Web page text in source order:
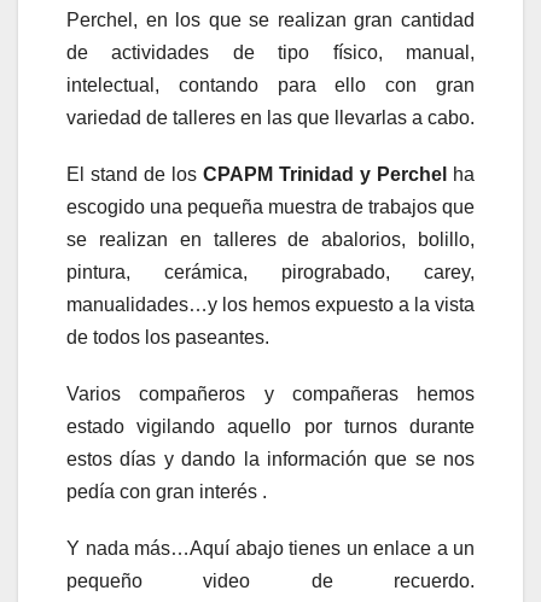
Perchel, en los que se realizan gran cantidad
de actividades de tipo físico, manual,
intelectual, contando para ello con gran
variedad de talleres en las que llevarlas a cabo.
El stand de los CPAPM Trinidad y Perchel
ha
escogido una pequeña muestra de trabajos que
se realizan en talleres de abalorios, bolillo,
pintura, cerámica, pirograbado, carey,
manualidades…y los hemos expuesto a la vista
de todos los paseantes.
Varios compañeros y compañeras hemos
estado vigilando aquello por turnos durante
estos días y dando la información que se nos
pedía con gran interés .
Y nada más…Aquí abajo tienes un enlace a un
pequeño video de recuerdo.